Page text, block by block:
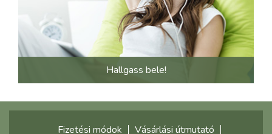
Hallgass bele!
Fizetési módok
Vásárlási útmutató